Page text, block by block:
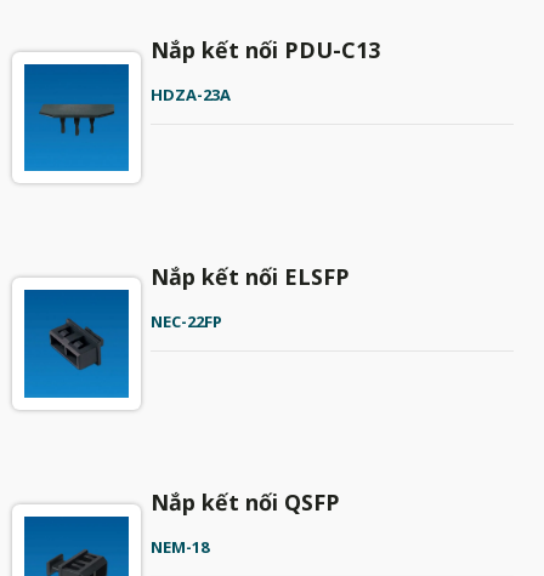
Nắp kết nối PDU-C13
HDZA-23A
Nắp kết nối ELSFP
NEC-22FP
Nắp kết nối QSFP
NEM-18